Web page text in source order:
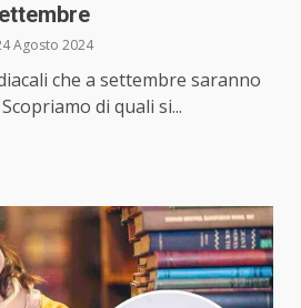
Agosto 2024
che a settembre saranno
di quali si...